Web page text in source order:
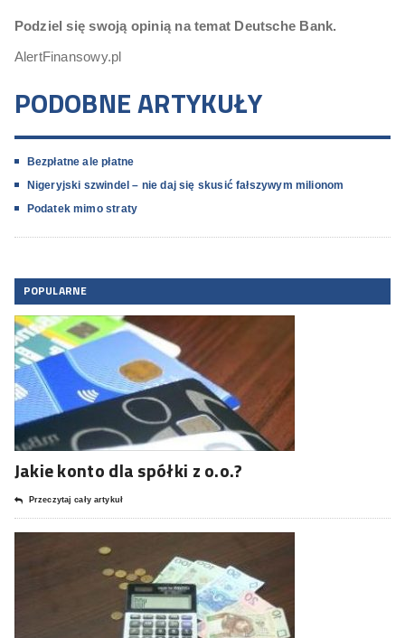
Podziel się swoją opinią na temat Deutsche Bank.
AlertFinansowy.pl
PODOBNE ARTYKUŁY
Bezpłatne ale płatne
Nigeryjski szwindel – nie daj się skusić fałszywym milionom
Podatek mimo straty
POPULARNE
Jakie konto dla spółki z o.o.?
Przeczytaj cały artykuł